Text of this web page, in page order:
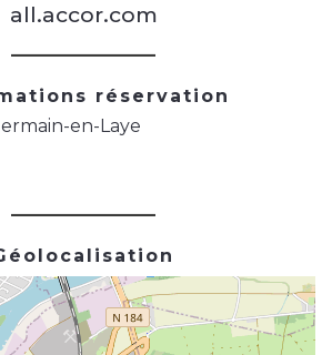
all.accor.com
réservation
en-Laye